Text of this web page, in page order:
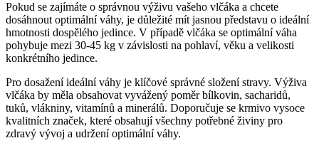
Pokud se zajímáte o správnou výživu vašeho vlčáka⁢ a chcete
dosáhnout ⁣optimální váhy, je‌ důležité mít ⁤jasnou představu o ideální​
hmotnosti​ dospělého⁣ jedince. V⁢ případě vlčáka se optimální váha​
pohybuje ⁤mezi 30-45 kg v ⁢závislosti na pohlaví, věku​ a velikosti
konkrétního jedince.
Pro dosažení ideální ​váhy je klíčové⁤ správné složení stravy. Výživa
vlčáka by měla ⁤obsahovat⁣ vyvážený ⁣poměr bílkovin, sacharidů,
tuků, ​vlákniny, ⁢vitamínů ⁤a minerálů. Doporučuje se krmivo vysoce⁤
kvalitních⁢ značek, které obsahují všechny potřebné živiny pro
zdravý vývoj ​a udržení optimální⁤ váhy.